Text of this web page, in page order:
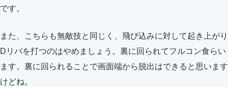
です。
また、こちらも無敵技と同じく、飛び込みに対して起き上がり
Dリバを打つのはやめましょう。裏に回られてフルコン食らい
ます。裏に回られることで画面端から脱出はできると思います
けどね。